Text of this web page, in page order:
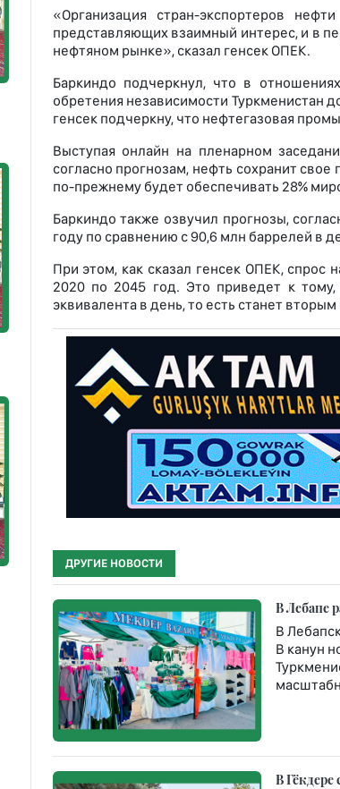
«Организация стран-экспортеров
представляющих взаимный интерес, и в
нефтяном рынке», сказал генсек ОПЕК.
Баркиндо подчеркнул, что в
обретения независимости Туркменистан
генсек подчеркну, что нефтегазовая
Выступая онлайн на пленарном
согласно прогнозам, нефть сохранит
по-прежнему будет обеспечивать 28%
Баркиндо также озвучил прогнозы,
году по сравнению с 90,6 млн баррелей в
При этом, как сказал генсек ОПЕК, спрос
2020 по 2045 год. Это приведет к
эквивалента в день, то есть станет
ДРУГИЕ НОВОСТИ
В Лебапе
В
В канун
В